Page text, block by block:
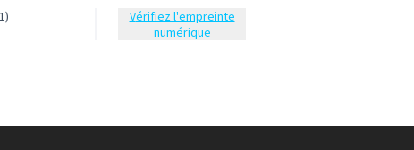
Vérifiez l'empreinte
numérique